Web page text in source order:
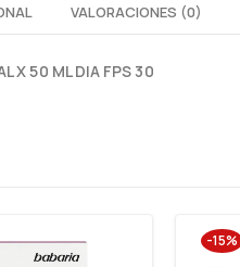
VALORACIONES (0)
X 50 ML DIA FPS 30
-15%